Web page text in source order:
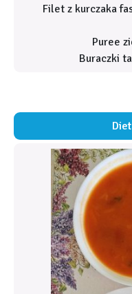
Filet z kurczaka
Puree
Buraczki